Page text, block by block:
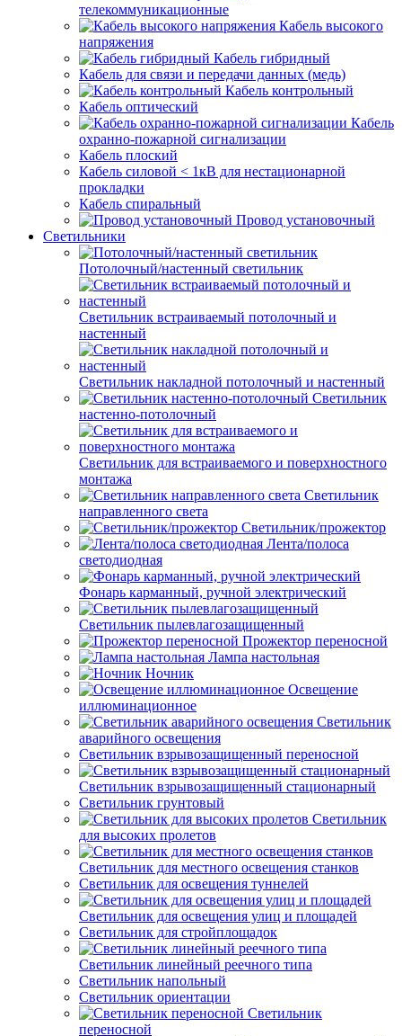
телекоммуникационные
Кабель высокого
напряжения
Кабель гибридный
Кабель для связи и передачи данных (медь)
Кабель контрольный
Кабель оптический
Кабель
охранно-пожарной сигнализации
Кабель плоский
Кабель силовой < 1кВ для нестационарной
прокладки
Кабель спиральный
Провод установочный
Светильники
Потолочный/настенный светильник
Светильник встраиваемый потолочный и
настенный
Светильник накладной потолочный и настенный
Светильник
настенно-потолочный
Светильник для встраиваемого и поверхностного
монтажа
Светильник
направленного света
Светильник/прожектор
Лента/полоса
светодиодная
Фонарь карманный, ручной электрический
Светильник пылевлагозащищенный
Прожектор переносной
Лампа настольная
Ночник
Освещение
иллюминационное
Светильник
аварийного освещения
Светильник взрывозащищенный переносной
Светильник взрывозащищенный стационарный
Светильник грунтовый
Светильник
для высоких пролетов
Светильник для местного освещения станков
Светильник для освещения туннелей
Светильник для освещения улиц и площадей
Светильник для стройплощадок
Светильник линейный реечного типа
Светильник напольный
Светильник ориентации
Светильник
переносной